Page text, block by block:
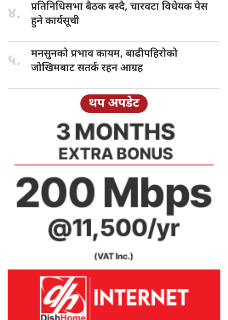
४. प्रतिनिधिसभा बैठकबस्दै, चारवटा विधेयक पेस
हुने कार्यसूची
५. मनसुनको प्रभावकायम, बाढीपहिरोको
जोखिमबाट सतर्क रहन आग्रह
थप अपडेट